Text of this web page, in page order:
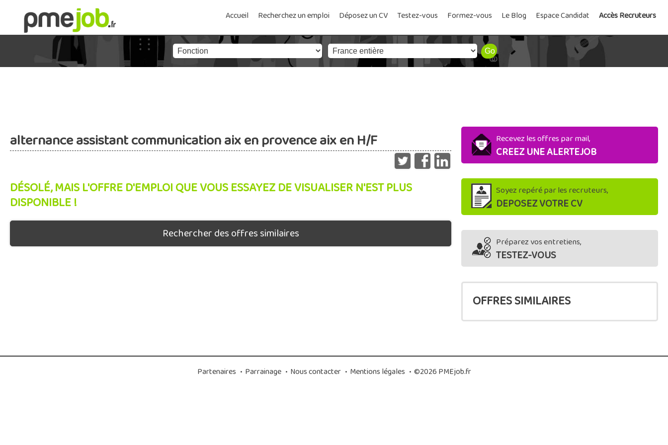
Accueil Recherchez un emploi Déposez un CV Testez-vous Formez-vous Le Blog Espace Candidat Accès Recruteurs
alternance assistant communication aix en provence aix en H/F
DÉSOLÉ, MAIS L'OFFRE D'EMPLOI QUE VOUS ESSAYEZ DE VISUALISER N'EST PLUS
DISPONIBLE !
Rechercher des offres similaires
Recevez les offres par mail,
CREEZ UNE ALERTEJOB
Soyez repéré par les recruteurs,
DEPOSEZ VOTRE CV
Préparez vos entretiens,
TESTEZ-VOUS
OFFRES SIMILAIRES
Partenaires • Parrainage • Nous contacter • Mentions légales • ©2026 PMEjob.fr